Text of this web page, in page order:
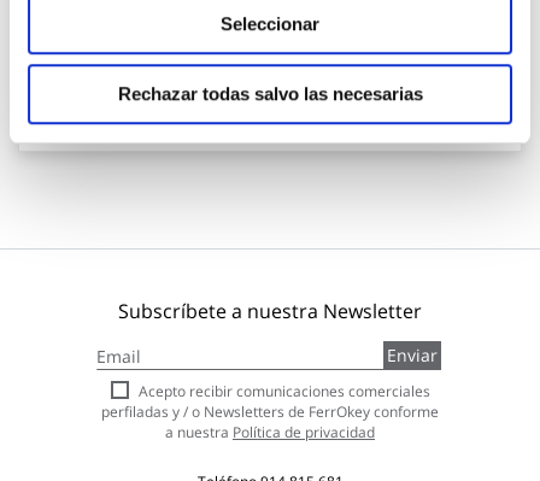
Seleccionar
Rechazar todas salvo las necesarias
12,00 €
Subscríbete a nuestra Newsletter
a
nuestro
boletín
de
Enviar
Acepto recibir comunicaciones comerciales
perfiladas y / o Newsletters de FerrOkey conforme
a nuestra Política de privacidad